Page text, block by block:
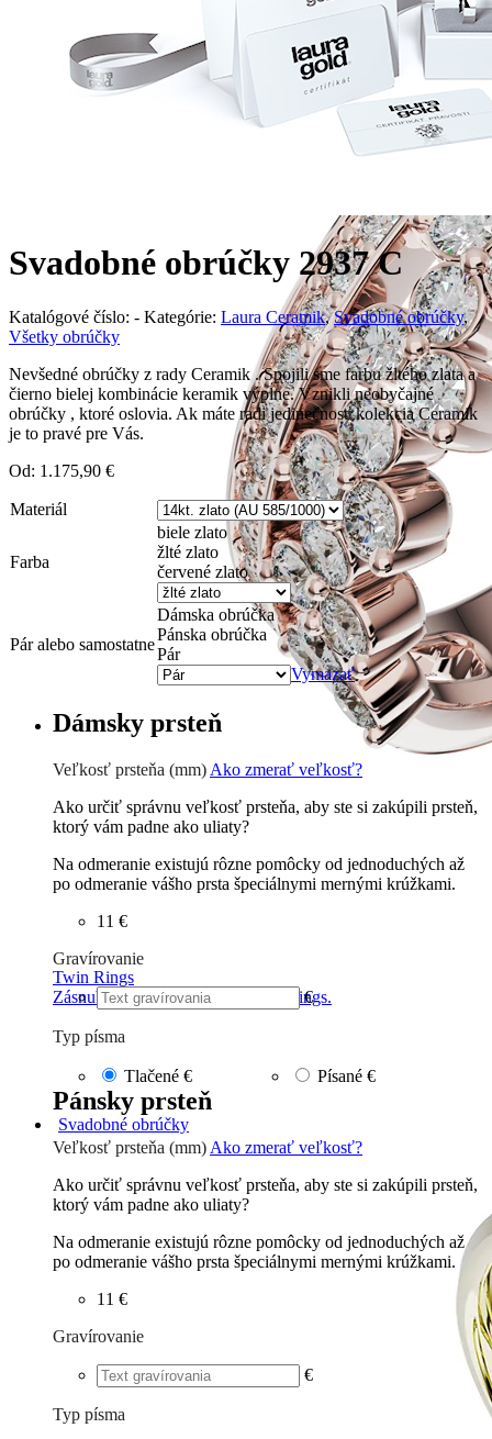
Twin Rings
Zásnubné prstne z kolekcie Twin Rings.
Svadobné obrúčky
Svadobné obrúčky 2937 C
Katalógové číslo: - Kategórie: Laura Ceramik, Svadobné obrúčky,
Všetky obrúčky
Nevšedné obrúčky z rady Ceramik . Spojili sme farbu žltého zlata a
čierno bielej kombinácie keramik výplne. Vznikli neobyčajné
obrúčky , ktoré oslovia. Ak máte radi jedinečnosť kolekcia Ceramik
je to pravé pre Vás.
Od: 1.175,90 €
Materiál
Farba
biele zlato
žlté zlato
červené zlato
Pár alebo samostatne
Dámska obrúčka
Pánska obrúčka
Pár
Vymazať
Dámsky prsteň
Veľkosť prsteňa (mm) Ako zmerať veľkosť?
Ako určiť správnu veľkosť prsteňa, aby ste si zakúpili prsteň,
ktorý vám padne ako uliaty?
Na odmeranie existujú rôzne pomôcky od jednoduchých až
po odmeranie vášho prsta špeciálnymi mernými krúžkami.
11 €
Gravírovanie
€
Typ písma
Tlačené € Písané €
Pánsky prsteň
Veľkosť prsteňa (mm) Ako zmerať veľkosť?
Ako určiť správnu veľkosť prsteňa, aby ste si zakúpili prsteň,
ktorý vám padne ako uliaty?
Na odmeranie existujú rôzne pomôcky od jednoduchých až
po odmeranie vášho prsta špeciálnymi mernými krúžkami.
11 €
Gravírovanie
€
Typ písma